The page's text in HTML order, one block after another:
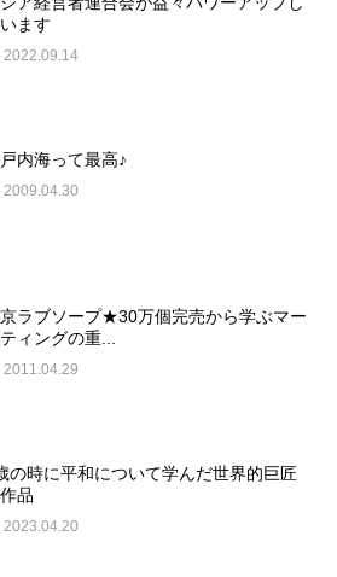
ます
2022.09.14
内海って最高♪
2009.04.30
ラブソープ★30万個完売から学ぶマー
ィングの重...
2011.04.29
の時に平和について学んだ世界的巨匠
品
2023.04.20